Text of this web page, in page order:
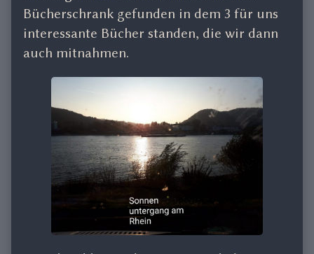
Bücherschrank gefunden in dem 3 für uns
interessante Bücher standen, die wir dann
auch mitnahmen.